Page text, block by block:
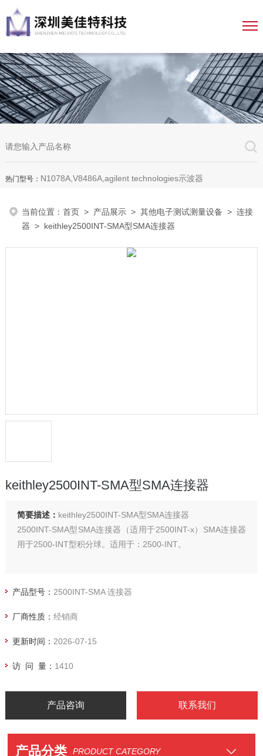
热门型号： N1078A,V8486A,agilent technologies示波器
当前位置：首页 > 产品展示 >其他电子测试测量设备 >连接
器 > keithley2500INT-SMA型SMA连接器
keithley2500INT-SMA型SMA连接器
简要描述： keithley2500INT-SMA型SMA连接器
2500INT-SMA型SMA连接器（适用于2500INT-x）SMA连接器
用于2500-INT型积分球。适用于：2500-INT。
产品型号： 2500INT-SMA 连接器
厂商性质： 经销商
更新时间： 2026-07-15
访 问 量： 1410
产品咨询 联系我们
产品分类 PRODUCT CATEGORY